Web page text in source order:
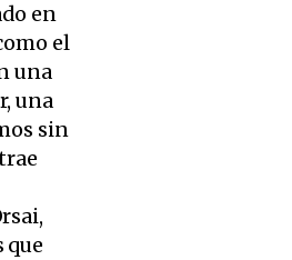
en
el
una
una
sin
que